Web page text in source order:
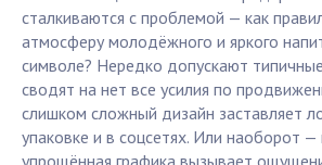
сталкиваются с проблемой — как
атмосферу молодёжного и яркого
символе? Нередко допускают
сводят на нет все усилия по
слишком сложный дизайн заставляет
упаковке и в соцсетях. Или наоборот —